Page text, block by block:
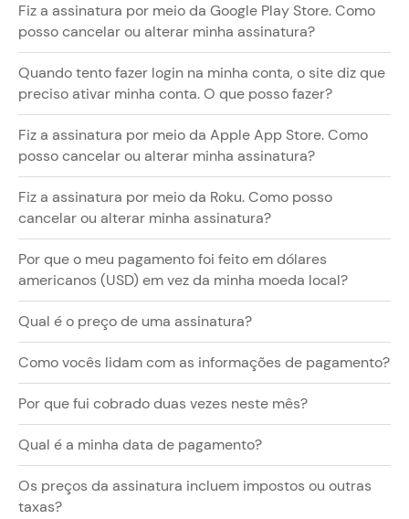
Fiz a assinatura por meio da Google Play Store. Como
posso cancelar ou alterar minha assinatura?
Quando tento fazer login na minha conta, o site diz que
preciso ativar minha conta. O que posso fazer?
Fiz a assinatura por meio da Apple App Store. Como
posso cancelar ou alterar minha assinatura?
Fiz a assinatura por meio da Roku. Como posso
cancelar ou alterar minha assinatura?
Por que o meu pagamento foi feito em dólares
americanos (USD) em vez da minha moeda local?
Qual é o preço de uma assinatura?
Como vocês lidam com as informações de pagamento?
Por que fui cobrado duas vezes neste mês?
Qual é a minha data de pagamento?
Os preços da assinatura incluem impostos ou outras
taxas?